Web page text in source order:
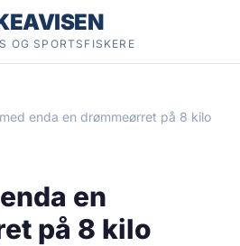
OG SPORTSFISKERE
enda en drømmeørret på 8 kilo
en
på 8 kilo